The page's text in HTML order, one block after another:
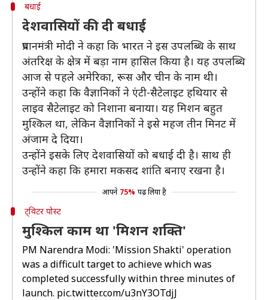
बधाई
देशवासियों की दी बधाई
प्रधानमंत्री मोदी ने कहा कि भारत ने इस उपलब्धि के साथ
अंतरिक्ष के क्षेत्र में बड़ा नाम हासिल किया है। यह उपलब्धि
आज से पहले अमेरिका, रूस और चीन के नाम थी।
उन्होंने कहा कि वैज्ञानिकों ने एंटी-सैटेलाइट हथियार से
लाइव सैटेलाइट को निशाना बनाया। यह मिशन बहुत
मुश्किल था, लेकिन वैज्ञानिकों ने इसे महज तीन मिनट में
अंजाम दे दिया।
उन्होंने इसके लिए देशवासियों को बधाई दी है। साथ ही
उन्होंने कहा कि हमारा मकसद शांति बनाए रखना है।
आपने 75% पढ़ लिया है
ट्विटर पोस्ट
मुश्किल काम था 'मिशन शक्ति'
PM Narendra Modi: 'Mission Shakti' operation
was a difficult target to achieve which was
completed successfully within three minutes of
launch. pic.twitter.com/u3nY3OTdjJ